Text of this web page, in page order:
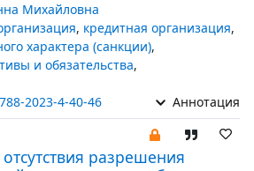
Михайловна
, кредитная организация,
характера (санкции),
и обязательства,
2023-4-40-46 Аннотация
разрешения